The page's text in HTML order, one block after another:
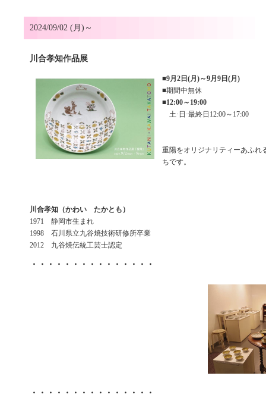
2024/09/02 (月)～
川合孝知作品展
■9月2日(月)～9月9日(月)
■期間中無休
■12:00～19:00
土·日·最終日12:00～17:00
重陽をオリジナリティーあふれ
ちです。
川合孝知（かわい たかとも）
1971 静岡市生まれ
1998 石川県立九谷焼技術研修所卒業
2012 九谷焼伝統工芸士認定
・・・・・・・・・・・・・・・
・・・・・・・・・・・・・・・